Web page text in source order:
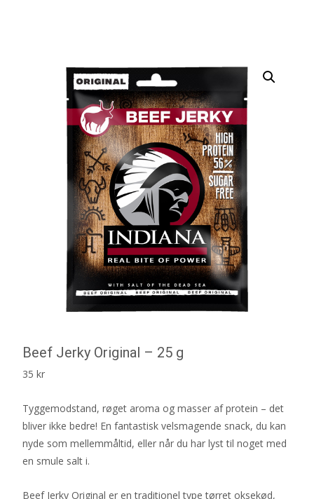
Beef Jerky Original – 25 g
35 kr
Tyggemodstand, røget aroma og masser af protein – det
bliver ikke bedre! En fantastisk velsmagende snack, du kan
nyde som mellemmåltid, eller når du har lyst til noget med
en smule salt i.
Beef Jerky Original er en traditionel type tørret oksekød,